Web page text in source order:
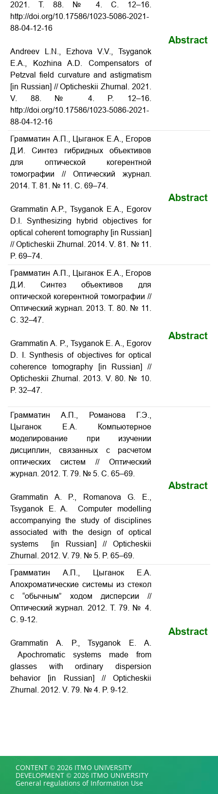
2021. Т. 88. № 4. С. 12–16.
http://doi.org/10.17586/1023-5086-2021-
88-04-12-16
Andreev L.N., Ezhova V.V., Tsyganok
E.A., Kozhina A.D. Compensators of
Petzval field curvature and astigmatism
[in Russian] // Opticheskii Zhurnal. 2021.
V. 88. № 4. P. 12–16.
http://doi.org/10.17586/1023-5086-2021-
88-04-12-16
Abstract
Грамматин А.П., Цыганок Е.А., Егоров
Д.И. Синтез гибридных объективов
для оптической когерентной
томографии // Оптический журнал.
2014. Т. 81. № 11. С. 69–74.
Grammatin A.P., Tsyganok E.A., Egorov
D.I. Synthesizing hybrid objectives for
optical coherent tomography [in Russian]
// Opticheskii Zhurnal. 2014. V. 81. № 11.
P. 69–74.
Abstract
Грамматин А.П., Цыганок Е.А., Егоров
Д.И. Cинтез объективов для
оптической когерентной томографии //
Оптический журнал. 2013. Т. 80. № 11.
С. 32–47.
Grammatin A. P., Tsyganok E. A., Egorov
D. I. Synthesis of objectives for optical
coherence tomography [in Russian] //
Opticheskii Zhurnal. 2013. V. 80. № 10.
P. 32–47.
Abstract
Грамматин А.П., Романова Г.Э.,
Цыганок Е.А. Компьютерное
моделирование при изучении
дисциплин, связанных с расчетом
оптических систем // Оптический
журнал. 2012. Т. 79. № 5. С. 65–69.
Grammatin A. P., Romanova G. E.,
Tsyganok E. A. Computer modelling
accompanying the study of disciplines
associated with the design of optical
systems [in Russian] // Opticheskii
Zhurnal. 2012. V. 79. № 5. P. 65–69.
Abstract
Грамматин А.П., Цыганок Е.А.
Апохроматические системы из стекол
с “обычным” ходом дисперсии //
Оптический журнал. 2012. Т. 79. № 4.
С. 9-12.
Grammatin A. P., Tsyganok E. A.
Apochromatic systems made from
glasses with ordinary dispersion
behavior [in Russian] // Opticheskii
Zhurnal. 2012. V. 79. № 4. P. 9-12.
Abstract
CONTENT © 2026 ITMO UNIVERSITY
DEVELOPMENT © 2026 ITMO UNIVERSITY
General regulations of Information Use